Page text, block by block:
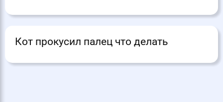
Кот прокусил палец что делать